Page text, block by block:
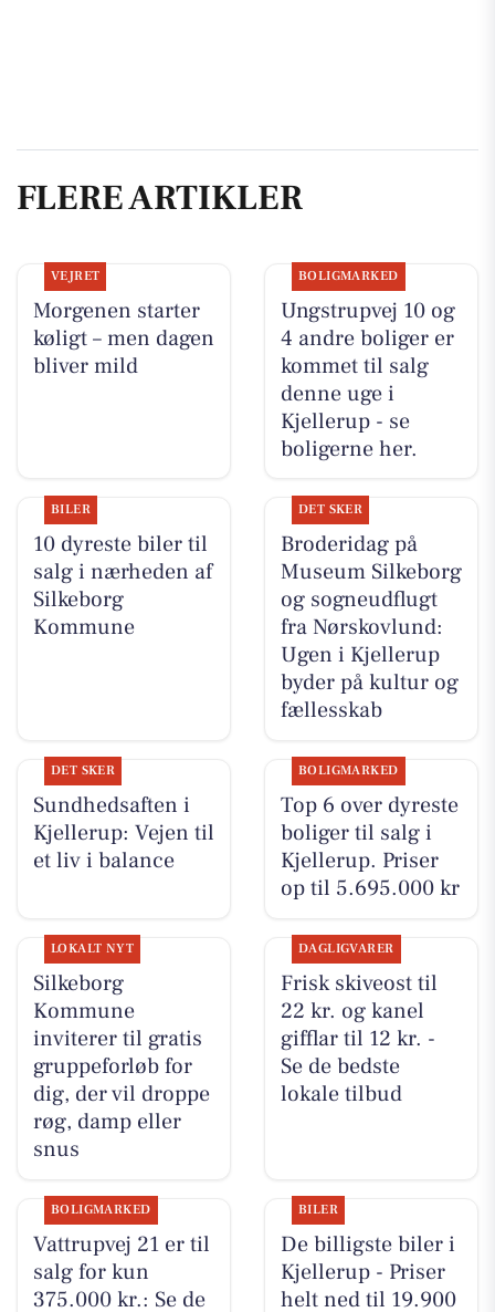
FLERE ARTIKLER
VEJRET
Morgenen starter
køligt – men dagen
bliver mild
BOLIGMARKED
Ungstrupvej 10 og
4 andre boliger er
kommet til salg
denne uge i
Kjellerup - se
boligerne her.
BILER
10 dyreste biler til
salg i nærheden af
Silkeborg
Kommune
DET SKER
Broderidag på
Museum Silkeborg
og sogneudflugt
fra Nørskovlund:
Ugen i Kjellerup
byder på kultur og
fællesskab
DET SKER
Sundhedsaften i
Kjellerup: Vejen til
et liv i balance
BOLIGMARKED
Top 6 over dyreste
boliger til salg i
Kjellerup. Priser
op til 5.695.000 kr
LOKALT NYT
Silkeborg
Kommune
inviterer til gratis
gruppeforløb for
dig, der vil droppe
røg, damp eller
snus
DAGLIGVARER
Frisk skiveost til
22 kr. og kanel
gifflar til 12 kr. -
Se de bedste
lokale tilbud
BOLIGMARKED
Vattrupvej 21 er til
salg for kun
375.000 kr.: Se de
BILER
De billigste biler i
Kjellerup - Priser
helt ned til 19.900